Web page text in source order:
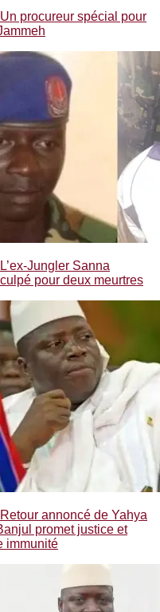
procureur spécial pour
Jungler Sanna
pour deux meurtres
annoncé de Yahya
promet justice et
immunité